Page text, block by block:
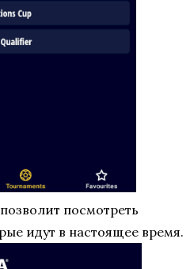
посмотреть
идут в настоящее время.